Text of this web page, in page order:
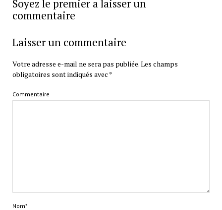
Soyez le premier a laisser un
commentaire
Laisser un commentaire
Votre adresse e-mail ne sera pas publiée.Les champs
obligatoires sont indiqués avec *
Commentaire
Nom*